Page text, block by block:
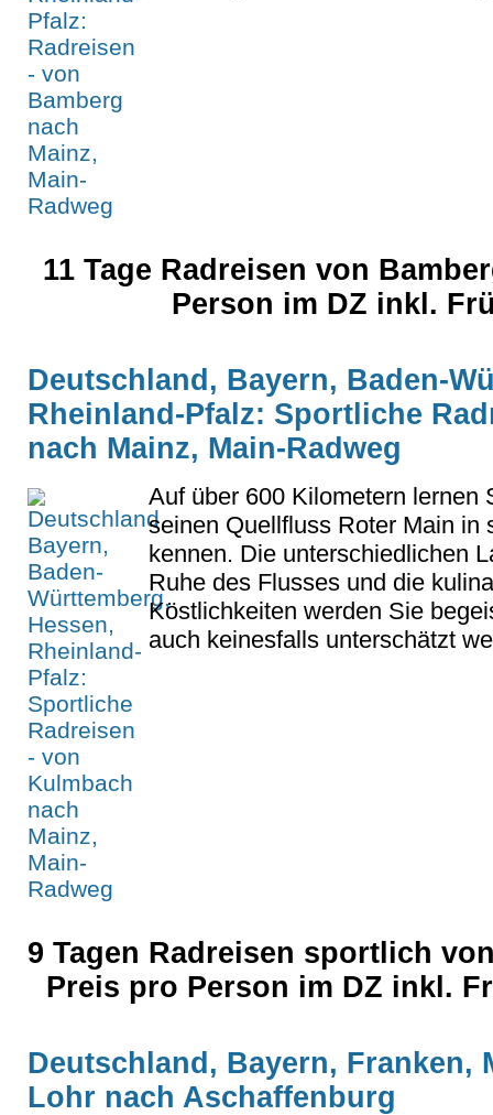
11 Tage Radreisen von
Person im DZ inkl.
Deutschland, Bayern, Baden-
Rheinland-Pfalz: Sportliche
nach Mainz, Main-Radweg
Auf über 600 Kilometern lernen
seinen Quellfluss Roter Main in
kennen. Die unterschiedlichen
Ruhe des Flusses und die
Köstlichkeiten werden Sie
auch keinesfalls unterschätzt
9 Tagen Radreisen sportlich
Preis pro Person im DZ inkl.
Deutschland, Bayern, Franken,
Lohr nach Aschaffenburg